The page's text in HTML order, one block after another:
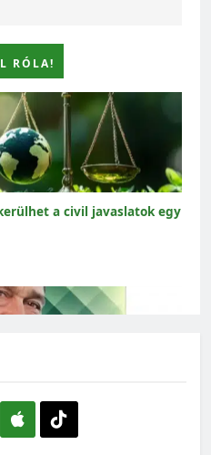
RÓLA!
a civil javaslatok egy
zöldnek lenni?